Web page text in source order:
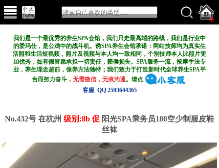
我们是一个最优秀的养生SPA会馆，我们只走最高端的路线，我们是行业中
的爱玛仕，是公鸡中的战斗机。诱SPA养生会馆承诺：网站技师均为真实生
活照和生活短视频，照片及视频与本人均一致相同，个别技师本人比照片更
加优秀，如有假冒愿承担一切责任，赔偿损失。SPA服务一流，按摩手法专
业，养生理念超前，保养方法独特；我们致力于打造新时代全球养生SPA平
台而努力奋斗，无需微信，无痕沟通。请点
客服 QQ 2593644365
No.432号 在杭州 级别:8b 促 阳光SPA乘务员180空少制服皮鞋
丝袜